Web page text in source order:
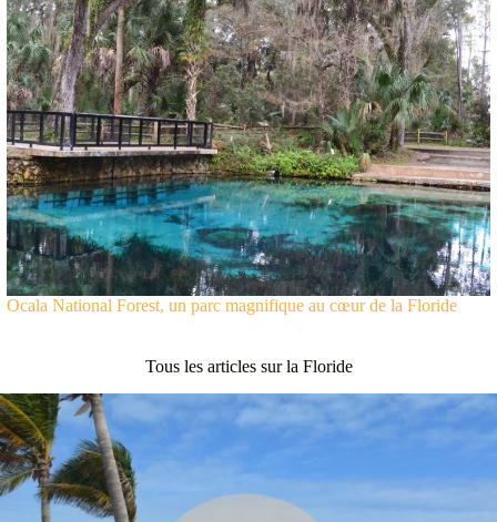
Ocala National Forest, un parc magnifique au cœur de la Floride
Tous les articles sur la Floride